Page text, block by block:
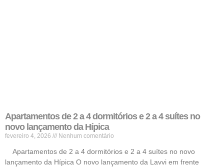
Apartamentos de 2 a 4 dormitórios e 2 a 4 suítes no
novo lançamento da Hípica
fevereiro 4, 2026 Nenhum comentário
Apartamentos de 2 a 4 dormitórios e 2 a 4 suítes no novo
lançamento da Hípica O novo lançamento da Lavvi em frente